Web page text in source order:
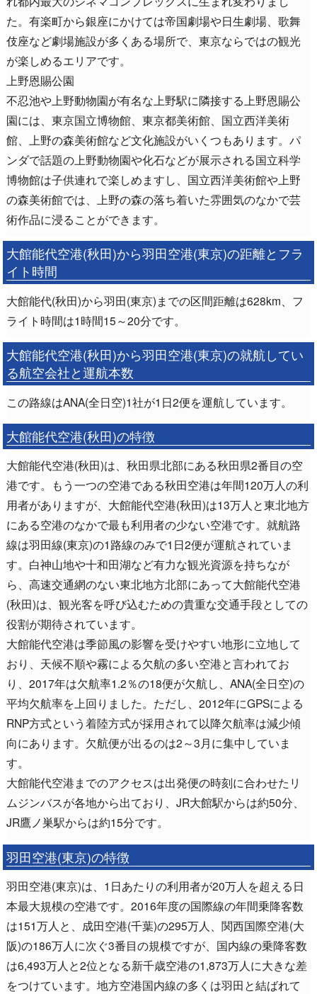
た。有楽町から銀座にかけては帝国劇場や日生劇場、歌舞
伎座など劇場施設が多くある場所で、東京ならではの観光
が楽しめるエリアです。
上野恩賜公園
不忍池や上野動物園が有名な上野駅に隣接する上野恩賜公
園には、東京国立博物館、東京都美術館、国立西洋美術
館、上野の森美術館など文化施設がいくつもあります。パ
ンダで話題の上野動物園や化石などが展示される国立科学
博物館は子供連れで楽しめますし、国立西洋美術館や上野
の森美術館では、上野の森の落ち着いた雰囲気のなかで芸
術作品に浸ることができます。
大館能代空港(秋田)から羽田空港(東京)の距離とフラ
イト時間
大館能代(秋田)から羽田(東京)までの区間距離は628km、フ
ライト時間は1時間15～20分です。
大館能代空港(秋田)から羽田空港(東京)の就航してい
る航空会社と運航本数
この路線はANA(全日空)1社が1日2便を運航しています。
大館能代空港(秋田)の特徴
大館能代空港(秋田)は、秋田県北部にある秋田県2番目の空
港です。もう一つの空港である秋田空港は年間120万人の利
用者がありますが、大館能代空港(秋田)は13万人と東北地方
にある空港のなかで最も利用者の少ない空港です。就航路
線は羽田線(東京)の1路線のみで1日2便が運航されていま
す。白神山地や十和田湖など有力な観光資源を持ちなが
ら、高速交通網のない東北地方北部にあって大館能代空港
(秋田)は、観光客を呼び込むための貴重な交通手段としての
役割が期待されています。
大館能代空港は季節風の影響を受けやすい地形に立地して
おり、天候不順や霧による欠航の多い空港と言われてお
り、2017年は欠航率1.2％の18便が欠航し、ANA(全日空)の
平均欠航率を上回りました。ただし、2012年にGPSによる
RNP方式という着陸方式が採用されて以降欠航率は減少傾
向にあります。欠航便が出るのは2～3月に集中していま
す。
大館能代空港までのアクセスは出発便の時刻に合わせたリ
ムジンバスが各地から出ており、JR大館駅からは約50分、
JR鷹ノ巣駅からは約15分です。
羽田空港(東京)の特徴
羽田空港(東京)は、1日あたりの利用者が20万人を超える日
本最大規模の空港です。2016年度の国際線の年間乗降客数
は151万人と、成田空港(千葉)の295万人、関西国際空港(大
阪)の186万人に次ぐ3番目の規模ですが、国内線の乗降客数
は6,493万人と2位となる新千歳空港の1,873万人に大きな差
をつけています。地方空港国内線の多くは羽田と結ばれて